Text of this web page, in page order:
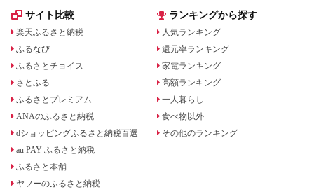
サイト比較
楽天ふるさと納税
ふるなび
ふるさとチョイス
さとふる
ふるさとプレミアム
ANAのふるさと納税
dショッピングふるさと納税百選
au PAY ふるさと納税
ふるさと本舗
ヤフーのふるさと納税
ランキングから探す
人気ランキング
還元率ランキング
家電ランキング
高額ランキング
一人暮らし
食べ物以外
その他のランキング